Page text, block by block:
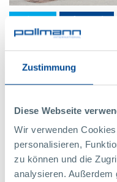
Zustimmung
Diese Webseite
Wir verwenden
personalisieren,
zu können und die
analysieren. Außerdem
03
červen2020
Den jízdních kol
VÍCE